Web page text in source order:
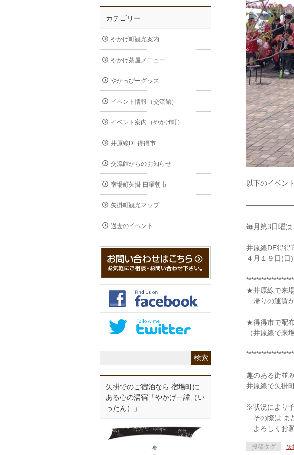
以下のイベン
毎月第3日曜は
井原線DE得得
４月１９日(日
★井原線で来
帰りの運賃
★得得市で配
（井原線で来
趣のある街並
井原線で矢掛
※状況により
その際は ま
よろしくお
投稿タグ 矢
カテゴリー
やかげ町観光案内
やかげ茶屋メニュー
やかっぴーグッズ
イベント情報（交流館）
イベント案内（やかげ町）
井原線DE得得市
交流館からのお知らせ
宿場町矢掛 日曜朝市
矢掛町観光マップ
過去のイベント
矢掛でのご宿泊なら 宿場町に
ある心の湯宿「やかげ一譚（い
ったん）」